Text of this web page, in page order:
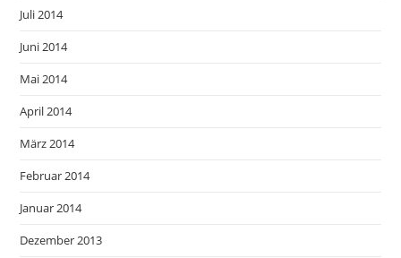
Juli 2014
Juni 2014
Mai 2014
April 2014
März 2014
Februar 2014
Januar 2014
Dezember 2013